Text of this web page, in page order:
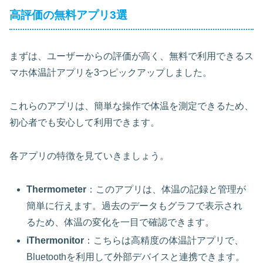
高評価の無料アプリ3選
まずは、ユーザーからの評価が高く、無料で利用できるス
マホ体温計アプリを3つピックアップしました。
これらのアプリは、簡単な操作で体温を測定できるため、
初心者でも安心して利用できます。
各アプリの特徴を見ていきましょう。
Thermometer ：このアプリは、体温の記録と管理が
簡単に行えます。過去のデータもグラフで表示され
るため、体温の変化を一目で確認できます。
iThermonitor ：こちらは高精度の体温計アプリで、
Bluetoothを利用して外部デバイスと連携できます。